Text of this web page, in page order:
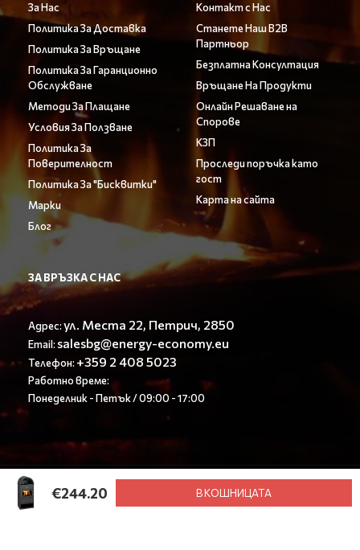
€244.20 В КОШНИЦАТА
За Нас
Политика За Доставка
Политика За Връщане
Политика За Гаранционно
Обслужване
Методи За Плащане
Условия За Ползване
Политика За
Поверителност
Политика За "Бисквитки"
Марки
Блог
Контакт с Нас
Станете Наш B2B
Партньор
Безплатна Консултация
Връщане На Продукти
Онлайн Решаване на
Спорове
КЗП
Проследи поръчка като
гост
Карта на сайта
ЗА ВРЪЗКА С НАС
Адрес:ул. Места 22, Петрич, 2850
Email: salesbg@energy-economy.eu
Телефон: +359 2 408 5023
Работно време:
Понеделник - Петък / 09:00 - 17:00
© Енерджи Економи ООД 2023. All rights reserved.